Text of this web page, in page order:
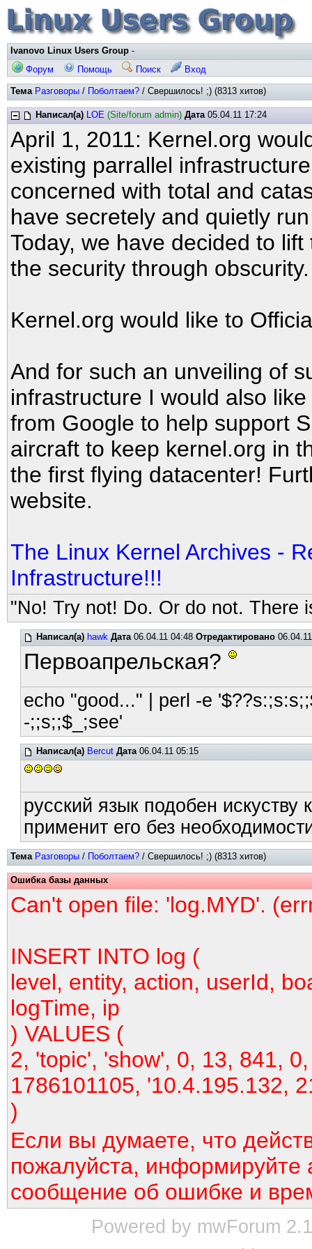
Ivanovo Linux Users Group -
Форум
Помощь Поиск Вход
Тема Разговоры / Поболтаем? / Свершилось! ;) (8313 хитов)
Написал(а) LOE (Site/forum admin) Дата05.04.11 17:24
April 1, 2011: Kernel.org
existing parrallel
concerned with total and
have secretely and quietly
Today, we have decided to
the security through obscurity.
Kernel.org would like to
And for such an unveiling of
infrastructure I would also
from Google to help support
aircraft to keep kernel.org in
the first flying datacenter!
website.
The Linux Kernel Archives -
Infrastructure!!!
"No! Try not! Do. Or do not. There
Написал(а) hawk Дата06.04.11 04:48Отредактировано
Первоапрельская?
echo "good..." | perl -e
-;;s;;$_;see'
Написал(а) Bercut Дата06.04.11 05:15
русский язык подобен
применит его без
Тема Разговоры / Поболтаем? / Свершилось! ;) (8313 хитов)
Ошибка базы данных
Can't open file: 'log.MYD'.
INSERT INTO log (
level, entity, action, userId,
logTime, ip
) VALUES (
2, 'topic', 'show', 0, 13, 841,
1786101105, '10.4.195.132,
)
Если вы думаете, что
пожалуйста, информируйте
сообщение об ошибке и
Powered by mwForum